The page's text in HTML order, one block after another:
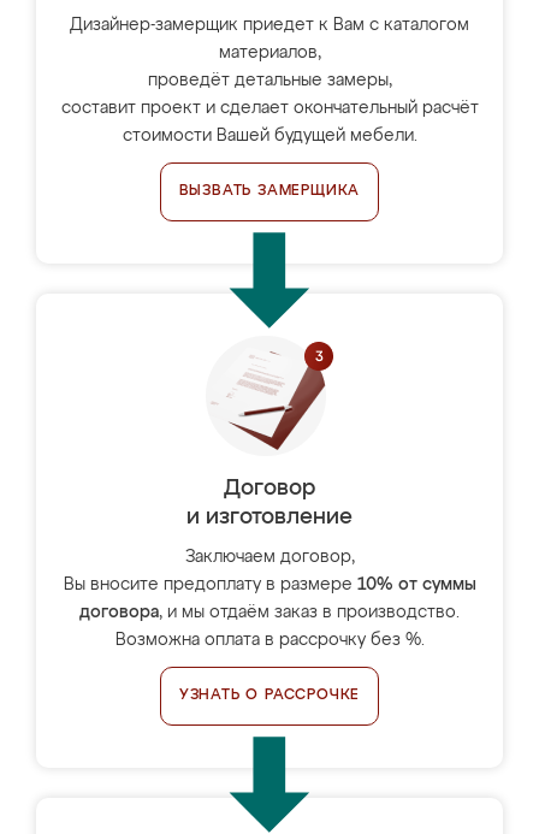
Дизайнер-замерщик приедет к Вам с каталогом
материалов,
проведёт детальные замеры,
составит проект и сделает окончательный расчёт
стоимости Вашей будущей мебели.
ВЫЗВАТЬ ЗАМЕРЩИКА
Договор
и изготовление
Заключаем договор,
Вы вносите предоплату в размере 10% от суммы
договора, и мы отдаём заказ в производство.
Возможна оплата в рассрочку без %.
УЗНАТЬ О РАССРОЧКЕ